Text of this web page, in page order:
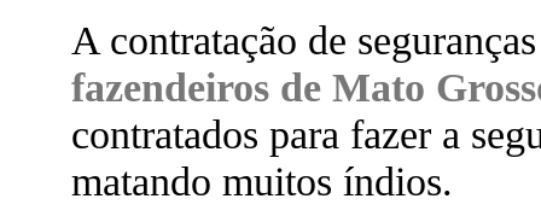
A contratação de
fazendeiros de Mato
contratados para fazer a
matando muitos índios.